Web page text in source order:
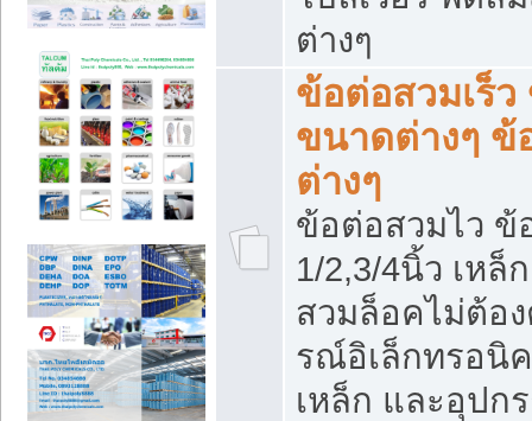
ต่างๆ
ข้อต่อสวมเร็
ขนาดต่างๆ ข้
ต่างๆ
ข้อต่อสวมไว ข้
1/2,3/4นิ้ว เหล็
สวมล็อคไม่ต้อ
รณ์อิเล็กทรอนิ
เหล็ก และอุปก